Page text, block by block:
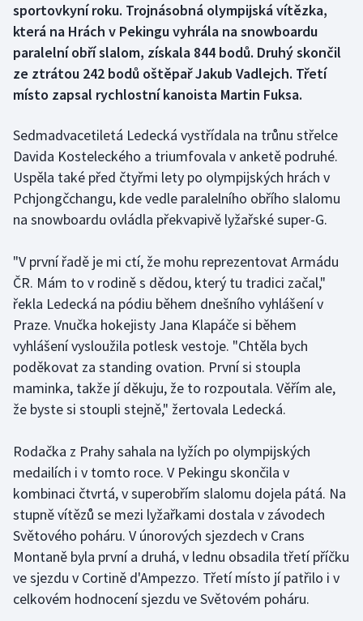
Curling
Dostihy
Florbal
Futsal
Golf
Gymnastika
Házená
Jezdectví
Judo
Krasobruslení
Lezení
Lyže a snowboard
Moderní pětiboj
Motorsport
Olympijské hry
sportovkyní roku. Trojnásobná olympijská vítězka,
která na Hrách v Pekingu vyhrála na snowboardu
paralelní obří slalom, získala 844 bodů. Druhý skončil
ze ztrátou 242 bodů oštěpař Jakub Vadlejch. Třetí
místo zapsal rychlostní kanoista Martin Fuksa.
Sedmadvacetiletá Ledecká vystřídala na trůnu střelce
Davida Kosteleckého a triumfovala v anketě podruhé.
Uspěla také před čtyřmi lety po olympijských hrách v
Pchjongčchangu, kde vedle paralelního obřího slalomu
na snowboardu ovládla překvapivě lyžařské super-G.
"V první řadě je mi ctí, že mohu reprezentovat Armádu
ČR. Mám to v rodině s dědou, který tu tradici začal,"
řekla Ledecká na pódiu během dnešního vyhlášení v
Praze. Vnučka hokejisty Jana Klapáče si během
vyhlášení vysloužila potlesk vestoje. "Chtěla bych
poděkovat za standing ovation. První si stoupla
maminka, takže jí děkuju, že to rozpoutala. Věřím ale,
že byste si stoupli stejně," žertovala Ledecká.
Rodačka z Prahy sahala na lyžích po olympijských
medailích i v tomto roce. V Pekingu skončila v
kombinaci čtvrtá, v superobřím slalomu dojela pátá. Na
stupně vítězů se mezi lyžařkami dostala v závodech
Světového poháru. V únorových sjezdech v Crans
Montaně byla první a druhá, v lednu obsadila třetí příčku
ve sjezdu v Cortině d'Ampezzo. Třetí místo jí patřilo i v
celkovém hodnocení sjezdu ve Světovém poháru.